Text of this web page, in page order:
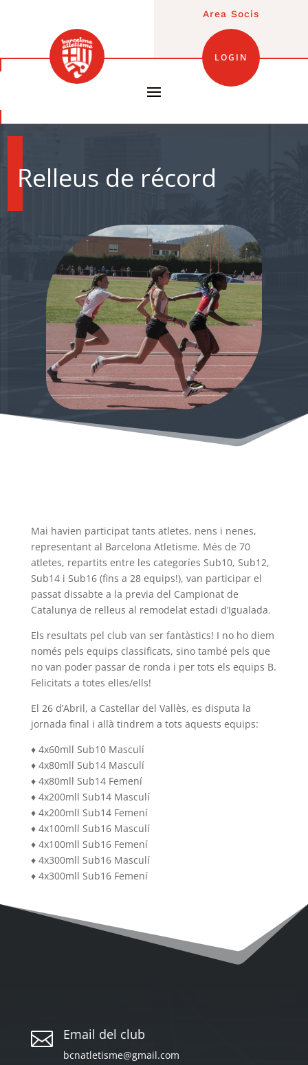
Area Socis
LOGIN
Relleus de récord
Mai havien participat tants atletes, nens i nenes,
representant al Barcelona Atletisme. Més de 70
atletes, repartits entre les categoríes Sub10, Sub12,
Sub14 i Sub16 (fins a 28 equips!), van participar el
passat dissabte a la previa del Campionat de
Catalunya de relleus al remodelat estadi d’Igualada.
Els resultats pel club van ser fantàstics! I no ho diem
només pels equips classificats, sino també pels que
no van poder passar de ronda i per tots els equips B.
Felicitats a totes elles/ells!
El 26 d’Abril, a Castellar del Vallès, es disputa la
jornada final i allà tindrem a tots aquests equips:
♦️ 4x60mll Sub10 Masculí
♦️ 4x80mll Sub14 Masculí
♦️ 4x80mll Sub14 Femení
♦️ 4x200mll Sub14 Masculí
♦️ 4x200mll Sub14 Femení
♦️ 4x100mll Sub16 Masculí
♦️ 4x100mll Sub16 Femení
♦️ 4x300mll Sub16 Masculí
♦️ 4x300mll Sub16 Femení
 Email del club
bcnatletisme@gmail.com